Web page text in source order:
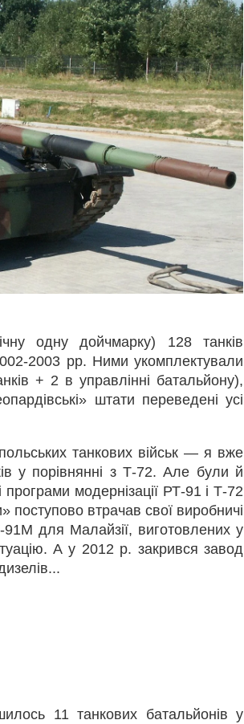
одну дойчмарку) 128 танків
2003 рр. Ними укомплектували
+ 2 в управлінні батальйону),
штати переведені усі
танкових військ — я вже
у порівнянні з Т-72. Але були й
програми модернізації РТ-91 і Т-72
втрачав свої виробничі
91М для Малайзії, виготовлених у
А у 2012 р. закрився завод
11 танкових батальйонів у